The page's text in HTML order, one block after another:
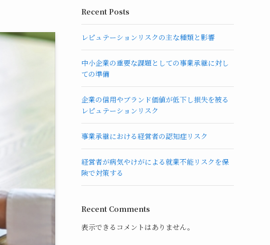
Recent Posts
レピュテーションリスクの主な種類と影響
中小企業の重要な課題としての事業承継に対し
ての準備
企業の信用やブランド価値が低下し損失を被る
レピュテーションリスク
事業承継における経営者の認知症リスク
経営者が病気やけがによる就業不能リスクを保
険で対策する
Recent Comments
表示できるコメントはありません。